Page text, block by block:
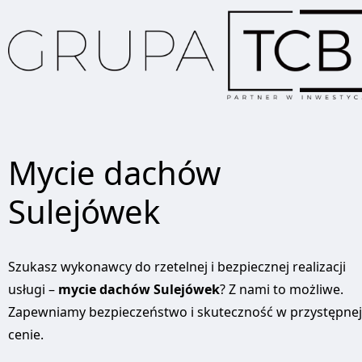
Mycie dachów
Sulejówek
Szukasz wykonawcy do rzetelnej i bezpiecznej realizacji
usługi – mycie dachów Sulejówek? Z nami to możliwe.
Zapewniamy bezpieczeństwo i skuteczność w przystępnej
cenie.